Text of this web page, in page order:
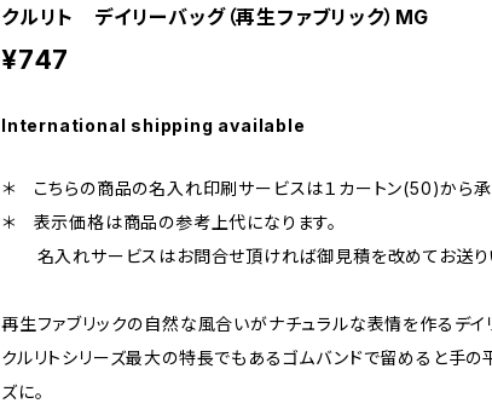
クルリト デイリーバッグ（再生ファブリック）MG
¥747
International shipping available
＊ こちらの商品の名入れ印刷サービスは１カートン(50)から承
＊ 表示価格は商品の参考上代になります。
名入れサービスはお問合せ頂ければ御見積を改めてお送りい
再生ファブリックの自然な風合いがナチュラルな表情を作るデイ
クルリトシリーズ最大の特長でもあるゴムバンドで留めると手の
ズに。